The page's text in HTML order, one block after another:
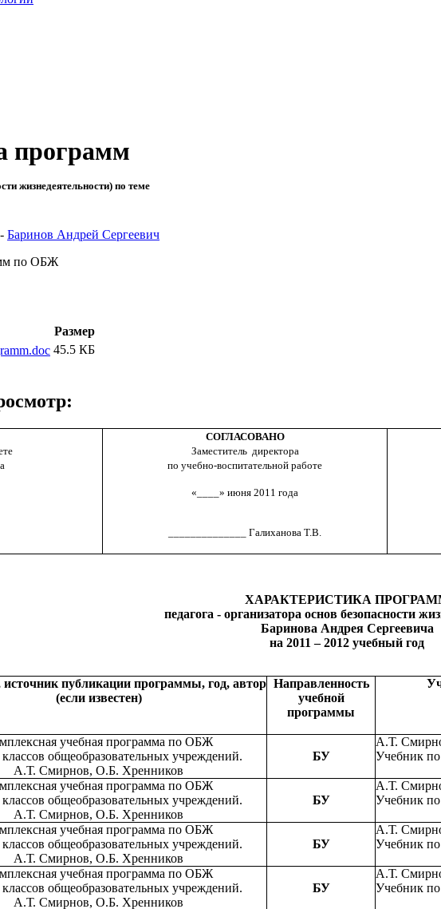
программ
жизнедеятельности) по теме
Баринов Андрей Сергеевич
по ОБЖ
Размер
45.5 КБ
СОГЛАСОВАНО
Заместитель директора
по учебно-воспитательной работе
«____» июня 2011 года
______________ Галиханова Т.В.
ХАРАКТЕРИСТИКА
педагога - организатора основ безопасности
Баринова Андрея Сергеевича
на 2011 – 2012 учебный год
публикации программы, год, автор
(если известен)
Направленность
учебной
программы
учебная программа по ОБЖ
классов общеобразовательных учреждений.
А.Т. Смирнов, О.Б. Хренников
БУ
А.Т.
Учебник
учебная программа по ОБЖ
классов общеобразовательных учреждений.
А.Т. Смирнов, О.Б. Хренников
БУ
А.Т.
Учебник
учебная программа по ОБЖ
классов общеобразовательных учреждений.
А.Т. Смирнов, О.Б. Хренников
БУ
А.Т.
Учебник
учебная программа по ОБЖ
классов общеобразовательных учреждений.
А.Т. Смирнов, О.Б. Хренников
БУ
А.Т.
Учебник